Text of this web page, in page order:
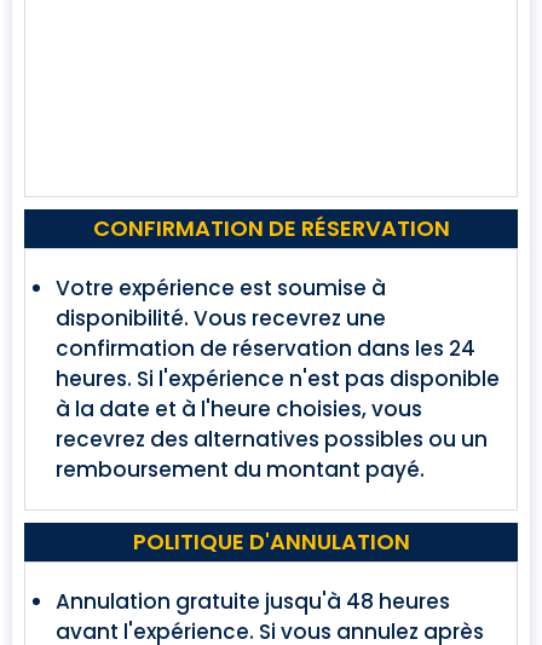
CONFIRMATION DE RÉSERVATION
Votre expérience est soumise à
disponibilité. Vous recevrez une
confirmation de réservation dans les 24
heures. Si l'expérience n'est pas disponible
à la date et à l'heure choisies, vous
recevrez des alternatives possibles ou un
remboursement du montant payé.
POLITIQUE D'ANNULATION
Annulation gratuite jusqu'à 48 heures
avant l'expérience. Si vous annulez après